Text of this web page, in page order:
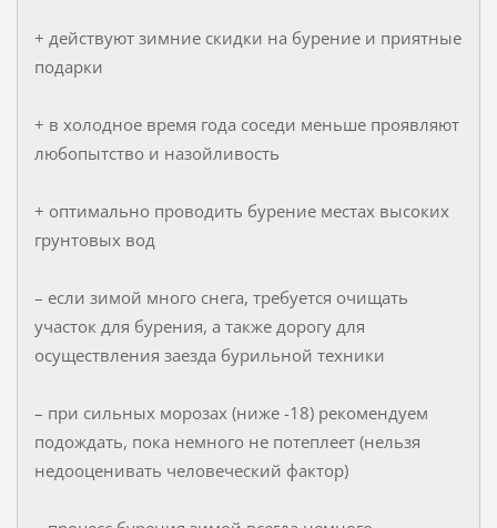
+ действуют зимние скидки на бурение и приятные
подарки
+ в холодное время года соседи меньше проявляют
любопытство и назойливость
+ оптимально проводить бурение местах высоких
грунтовых вод
– если зимой много снега, требуется очищать
участок для бурения, а также дорогу для
осуществления заезда бурильной техники
– при сильных морозах (ниже -18) рекомендуем
подождать, пока немного не потеплеет (нельзя
недооценивать человеческий фактор)